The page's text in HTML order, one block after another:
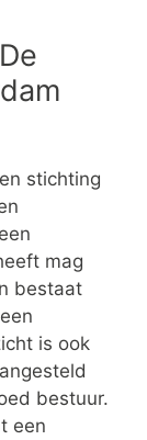
stichting
mag
bestaat
is ook
bestuur.
een